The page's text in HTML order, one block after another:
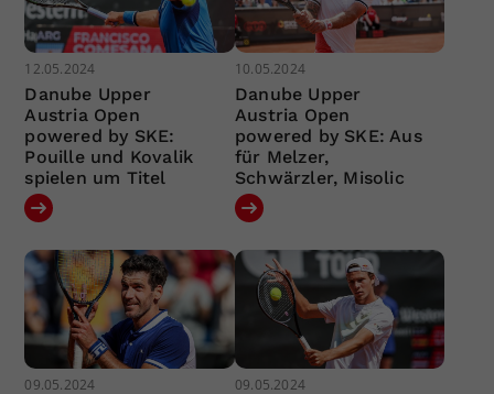
12.05.2024
Danube Upper
Austria Open
powered by SKE:
Pouille und Kovalik
spielen um Titel
10.05.2024
Danube Upper
Austria Open
powered by SKE: Aus
für Melzer,
Schwärzler, Misolic
09.05.2024 09.05.2024